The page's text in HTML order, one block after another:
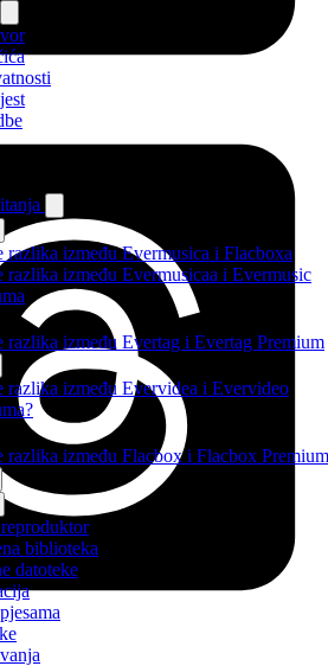
razlika između Evermusica i Flacboxa
razlika između Evermusicaa i Evermusic
razlika između Evertag i Evertag Premium
razlika između Evervidea i Evervideo
razlika između Flacbox i Flacbox
biblioteka
datoteke